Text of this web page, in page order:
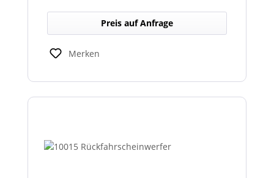
erhältlich.
Preis auf Anfrage
Merken